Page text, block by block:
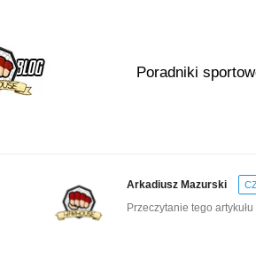
Poradniki
Arkadiusz Mazurski
Przeczytanie tego